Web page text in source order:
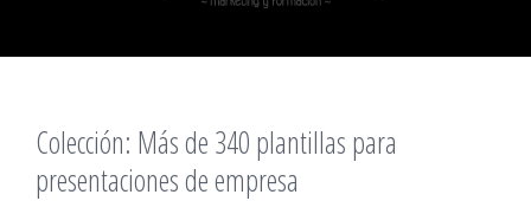
Colección: Más de 340 plantillas para
presentaciones de empresa